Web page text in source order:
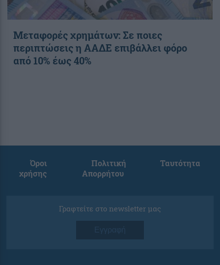
Μεταφορές χρημάτων: Σε ποιες
περιπτώσεις η ΑΑΔΕ επιβάλλει φόρο
από 10% έως 40%
Όροι
χρήσης
Πολιτική
Απορρήτου
Ταυτότητα
Γραφτείτε στο newsletter μας
Εγγραφή